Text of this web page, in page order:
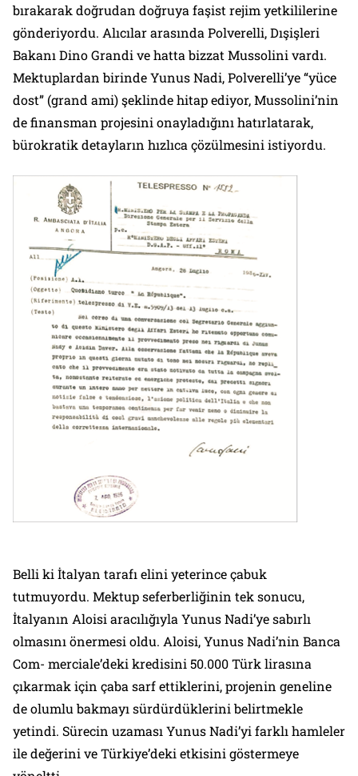
bırakarak doğrudan doğruya faşist rejim yetkililerine
gönderiyordu. Alıcılar arasında Polverelli, Dışişleri
Bakanı Dino Grandi ve hatta bizzat Mussolini vardı.
Mektuplardan birinde Yunus Nadi, Polverelli’ye “yüce
dost” (grand ami)şeklinde hitap ediyor, Mussolini’nin
de finansman projesini onayladığını hatırlatarak,
bürokratik detayların hızlıca çözülmesini istiyordu.
Belli ki İtalyan tarafı elini yeterince çabuk
tutmuyordu. Mektup seferberliğinin tek sonucu,
İtalyanın Aloisi aracılığıyla Yunus Nadi’ye sabırlı
olmasını önermesi oldu. Aloisi, Yunus Nadi’nin Banca
Com- merciale’deki kredisini 50.000 Türk lirasına
çıkarmak için çaba sarf ettiklerini, projenin geneline
de olumlu bakmayı sürdürdüklerini belirtmekle
yetindi. Sürecin uzaması Yunus Nadi’yi farklı hamleler
ile değerini ve Türkiye’deki etkisini göstermeye